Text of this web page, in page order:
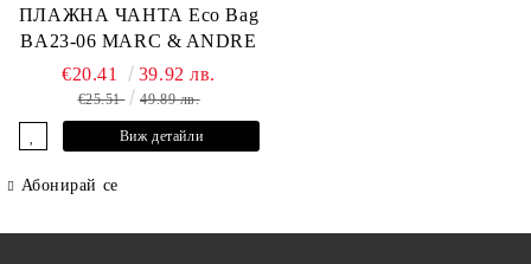
ПЛАЖНА ЧАНТА Eco Bag
BA23-06 MARC & ANDRE
€20.41 39.92 лв.
€25.51 49.89 лв.
Виж детайли
Абонирай се